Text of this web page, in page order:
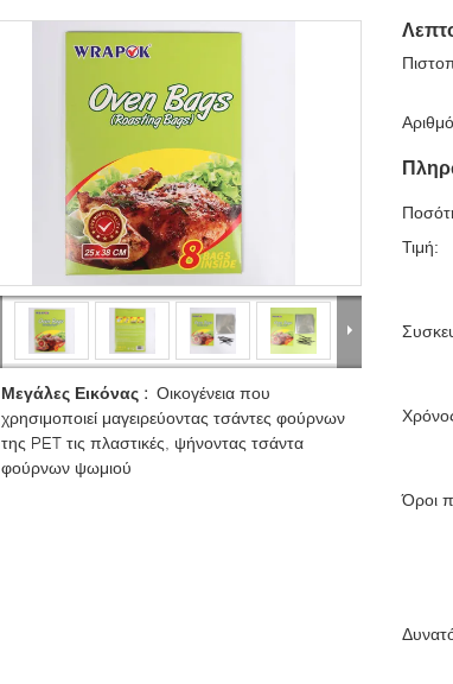
Μεγάλες Εικόνας : Οικογένεια που
χρησιμοποιεί μαγειρεύοντας τσάντες φούρνων
της PET τις πλαστικές, ψήνοντας τσάντα
φούρνων ψωμιού
Τιμή:
Όροι